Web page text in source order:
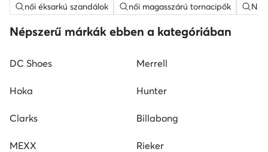
női éksarkú szandálok női magasszárú tornacipők
Népszerű márkák ebben a kategóriában
DC Shoes Merrell
Hoka Hunter
Clarks Billabong
MEXX Rieker